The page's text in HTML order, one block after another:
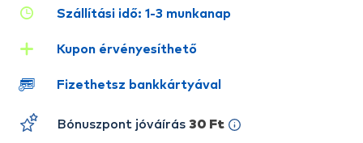
Szállítási idő: 1-3 munkanap
Kupon érvényesíthető
Fizethetsz bankkártyával
Bónuszpont jóváírás 30 Ft